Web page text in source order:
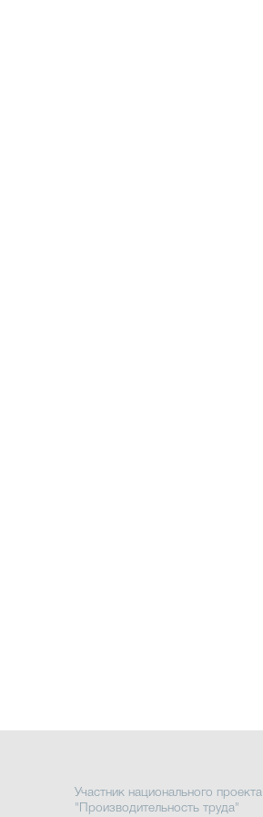
Участник национального проекта
"Производительность труда"